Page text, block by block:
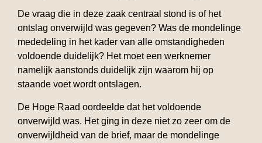
De vraag die in deze zaak centraal stond is of het
ontslag onverwijld was gegeven? Was de mondelinge
mededeling in het kader van alle omstandigheden
voldoende duidelijk? Het moet een werknemer
namelijk aanstonds duidelijk zijn waarom hij op
staande voet wordt ontslagen.
De Hoge Raad oordeelde dat het voldoende
onverwijld was. Het ging in deze niet zo zeer om de
onverwijldheid van de brief, maar de mondelinge